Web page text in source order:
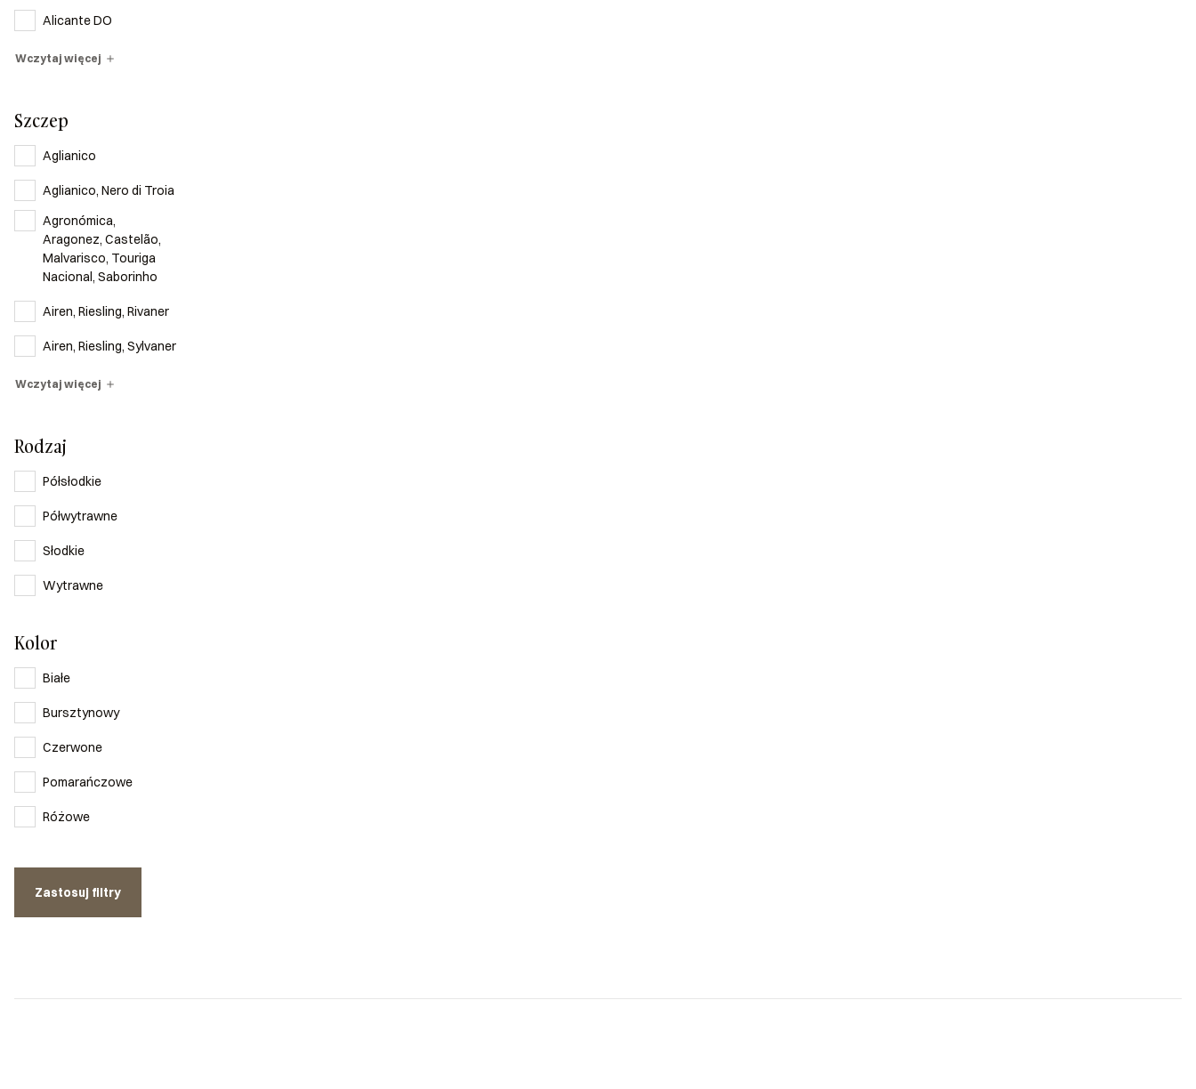
Alicante DO
Wczytaj więcej
Szczep
Aglianico
Aglianico, Nero di Troia
Agronómica,
Aragonez, Castelão,
Malvarisco, Touriga
Nacional, Saborinho
Airen, Riesling, Rivaner
Airen, Riesling, Sylvaner
Wczytaj więcej
Rodzaj
Półsłodkie
Półwytrawne
Słodkie
Wytrawne
Kolor
Białe
Bursztynowy
Czerwone
Pomarańczowe
Różowe
Zastosuj filtry